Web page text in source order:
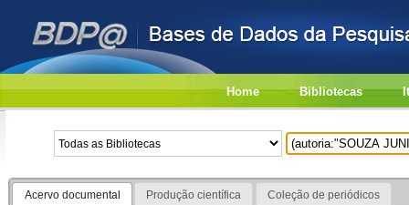
Home Bibliotecas
Acervo documental Produção científica Coleção de periódicos